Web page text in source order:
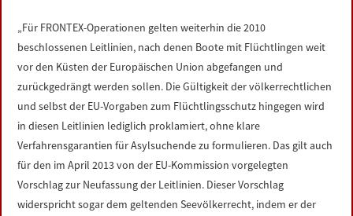
DATENSCHUTZERKLÄRUNG
IMPRESSUM
„Für FRONTEX-Operationen gelten weiterhin die 2010
beschlossenen Leitlinien, nach denen Boote mit Flüchtlingen weit
vor den Küsten der Europäischen Union abgefangen und
zurückgedrängt werden sollen. Die Gültigkeit der völkerrechtlichen
und selbst der EU-Vorgaben zum Flüchtlingsschutz hingegen wird
in diesen Leitlinien lediglich proklamiert, ohne klare
Verfahrensgarantien für Asylsuchende zu formulieren. Das gilt auch
für den im April 2013 von der EU-Kommission vorgelegten
Vorschlag zur Neufassung der Leitlinien. Dieser Vorschlag
widerspricht sogar dem geltenden Seevölkerrecht, indem er der